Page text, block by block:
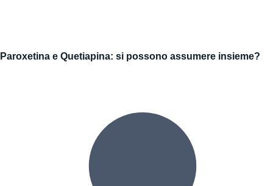
Paroxetina e Quetiapina: si possono assumere insieme?